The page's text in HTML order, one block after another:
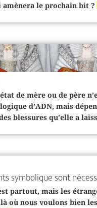
amènera le prochain bit ?
de mère ou de père
d’ADN, mais
blessures qu’elle a
symbolique sont
partout, mais les
où nous voulons bien